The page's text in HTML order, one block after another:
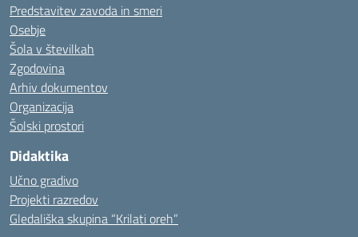
Predstavitev zavoda in smeri
Osebje
Šola v številkah
Zgodovina
Arhiv dokumentov
Organizacija
Šolski prostori
Didaktika
Učno gradivo
Projekti razredov
Gledališka skupina “Krilati oreh”